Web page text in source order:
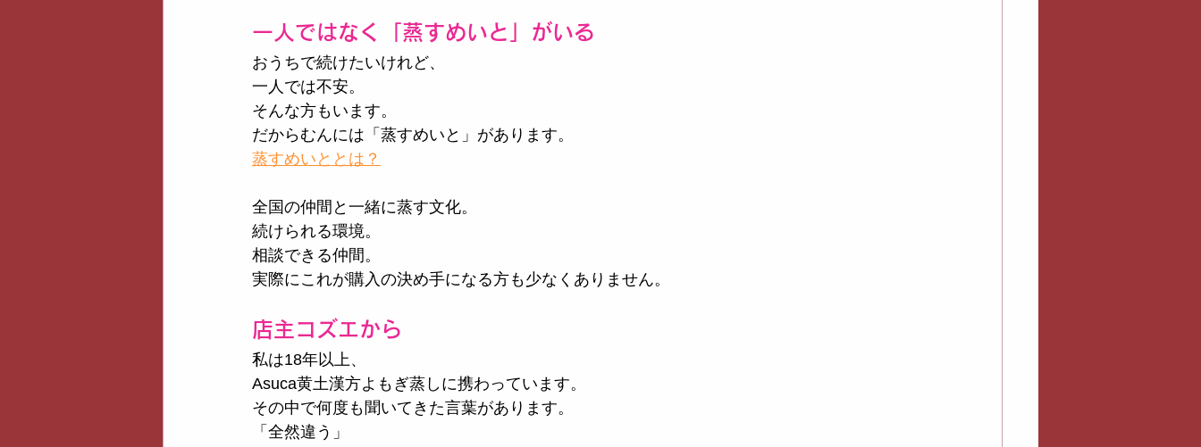
一人ではなく「蒸すめいと」がいる
おうちで続けたいけれど、
一人では不安。
そんな方もいます。
だからむんには「蒸すめいと」があります。
蒸すめいととは？
全国の仲間と一緒に蒸す文化。
続けられる環境。
相談できる仲間。
実際にこれが購入の決め手になる方も少なくありません。
店主コズエから
私は18年以上、
Asuca黄土漢方よもぎ蒸しに携わっています。
その中で何度も聞いてきた言葉があります。
「全然違う」